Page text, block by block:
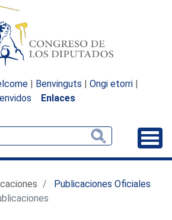
| Benvinguts | Ongi etorri |
Enlaces
Publicaciones Oficiales